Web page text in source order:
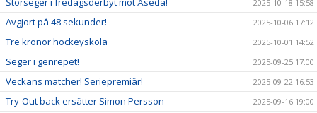
2025-10-18 15:58
Avgjort på 48 sekunder! 2025-10-06 17:12
Tre kronor hockeyskola 2025-10-01 14:52
Seger i genrepet! 2025-09-25 17:00
Veckans matcher! Seriepremiär! 2025-09-22 16:53
Try-Out back ersätter Simon Persson 2025-09-16 19:00